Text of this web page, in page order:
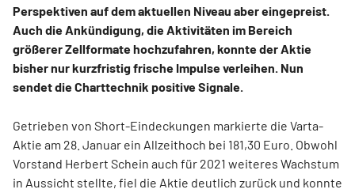
Perspektiven auf dem aktuellen Niveau aber eingepreist.
Auch die Ankündigung, die Aktivitäten im Bereich
größerer Zellformate hochzufahren, konnte der Aktie
bisher nur kurzfristig frische Impulse verleihen. Nun
sendet die Charttechnik positive Signale.
Getrieben von Short-Eindeckungen markierte die Varta-
Aktie am 28. Januar ein Allzeithoch bei 181,30 Euro. Obwohl
Vorstand Herbert Schein auch für 2021 weiteres Wachstum
in Aussicht stellte, fiel die Aktie deutlich zurück und konnte